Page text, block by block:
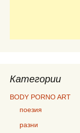
Категории
BODY PORNO ART
поезия
разни